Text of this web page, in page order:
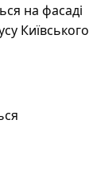
на фасаді
Київського